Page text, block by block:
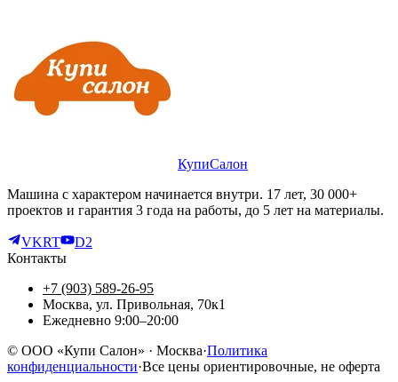
КупиСалон
Машина с характером начинается внутри. 17 лет, 30 000+
проектов и гарантия 3 года на работы, до 5 лет на материалы.
VKRT
D2
Контакты
+7 (903) 589-26-95
Москва, ул. Привольная, 70к1
Ежедневно 9:00–20:00
© ООО «Купи Салон» · Москва·Политика
конфиденциальности·Все цены ориентировочные, не оферта